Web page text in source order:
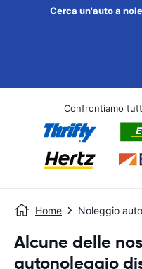
Cerca un'auto a
Confrontiamo
Home Noleggio
Alcune delle
autonoleggio